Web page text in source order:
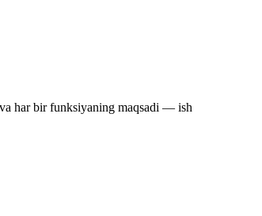
har bir funksiyaning maqsadi — ish